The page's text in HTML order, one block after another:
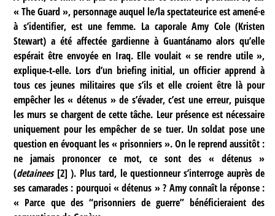
« The Guard », personnage auquel le/la spectateurice est amené·e
à s’identifier, est une femme. La caporale Amy Cole (Kristen
Stewart) a été affectée gardienne à Guantánamo alors qu’elle
espérait être envoyée en Iraq. Elle voulait « se rendre utile »,
explique-t-elle. Lors d’un briefing initial, un officier apprend à
tous ces jeunes militaires que s’ils et elle croient être là pour
empêcher les « détenus » de s’évader, c’est une erreur, puisque
les murs se chargent de cette tâche. Leur présence est nécessaire
uniquement pour les empêcher de se tuer. Un soldat pose une
question en évoquant les « prisonniers ». On le reprend aussitôt :
ne jamais prononcer ce mot, ce sont des « détenus »
(detainees[2] ). Plus tard, le questionneur s’interroge auprès de
ses camarades : pourquoi « détenus » ? Amy connaît la réponse :
« Parce que des “prisonniers de guerre” bénéficieraient des